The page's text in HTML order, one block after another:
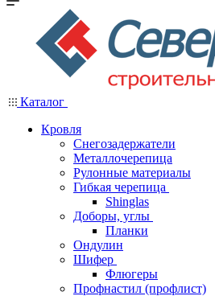
Каталог
Кровля
Снегозадержатели
Металлочерепица
Рулонные материалы
Гибкая черепица
Shinglas
Доборы, углы
Планки
Ондулин
Шифер
Флюгеры
Профнастил (профлист)